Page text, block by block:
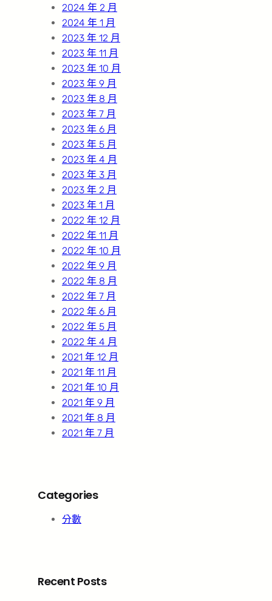
2024 年 2 月
2024 年 1 月
2023 年 12 月
2023 年 11 月
2023 年 10 月
2023 年 9 月
2023 年 8 月
2023 年 7 月
2023 年 6 月
2023 年 5 月
2023 年 4 月
2023 年 3 月
2023 年 2 月
2023 年 1 月
2022 年 12 月
2022 年 11 月
2022 年 10 月
2022 年 9 月
2022 年 8 月
2022 年 7 月
2022 年 6 月
2022 年 5 月
2022 年 4 月
2021 年 12 月
2021 年 11 月
2021 年 10 月
2021 年 9 月
2021 年 8 月
2021 年 7 月
Categories
分數
Recent Posts